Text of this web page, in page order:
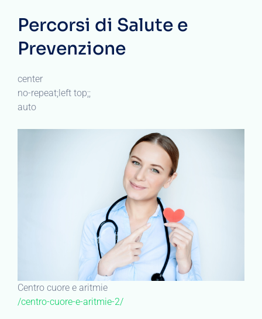
Percorsi di Salute e
Prevenzione
center
no-repeat;left top;;
auto
Centro cuore e aritmie
/centro-cuore-e-aritmie-2/